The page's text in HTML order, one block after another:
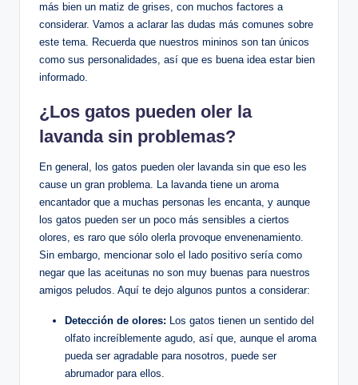
más bien un matiz de grises, con muchos factores a
considerar. Vamos a aclarar las dudas más comunes sobre
este tema. Recuerda que nuestros mininos son tan únicos
como sus personalidades, así que es buena idea estar bien
informado.
¿Los gatos pueden oler la
lavanda sin problemas?
En general, los gatos pueden oler lavanda sin que eso les
cause un gran problema. La lavanda tiene un aroma
encantador que a muchas personas les encanta, y aunque
los gatos pueden ser un poco más sensibles a ciertos
olores, es raro que sólo olerla provoque envenenamiento.
Sin embargo, mencionar solo el lado positivo sería como
negar que las aceitunas no son muy buenas para nuestros
amigos peludos. Aquí te dejo algunos puntos a considerar:
Detección de olores: Los gatos tienen un sentido del
olfato increíblemente agudo, así que, aunque el aroma
pueda ser agradable para nosotros, puede ser
abrumador para ellos.